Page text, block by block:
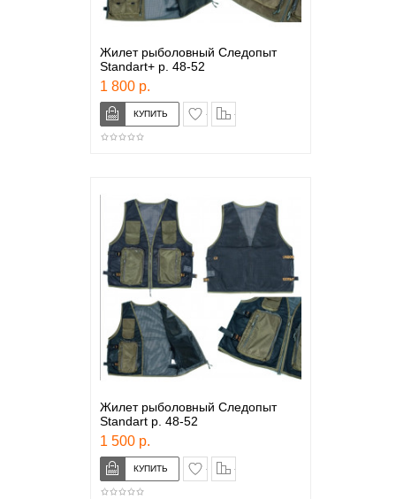
Жилет рыболовный Следопыт
Standart+ р. 48-52
1 800 р.
в закладки
Жилет рыболовный Следопыт
Standart р. 48-52
1 500 р.
в закладки